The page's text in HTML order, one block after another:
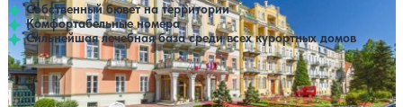
Собственный бювет на территории
Комфортабельные номера
Сильнейшая лечебная база среди всех курортных домов
Профилей лечения: 3 Крытый бассейн Открытый бассейн